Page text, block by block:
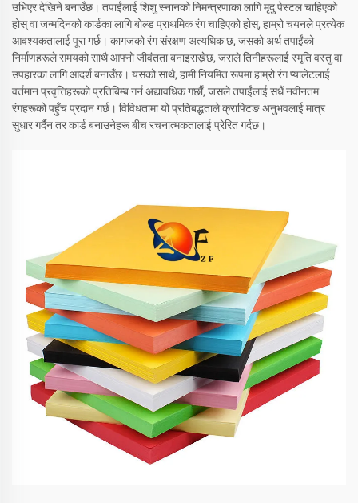
उभिएर देखिने बनाउँछ। तपाईंलाई शिशु स्नानको निमन्त्रणाका लागि मृदु पेस्टल चाहिएको
होस् वा जन्मदिनको कार्डका लागि बोल्ड प्राथमिक रंग चाहिएको होस्, हाम्रो चयनले प्रत्येक
आवश्यकतालाई पूरा गर्छ। कागजको रंग संरक्षण अत्यधिक छ, जसको अर्थ तपाईंको
निर्माणहरूले समयको साथै आफ्नो जीवंतता बनाइराख्नेछ, जसले तिनीहरूलाई स्मृति वस्तु वा
उपहारका लागि आदर्श बनाउँछ। यसको साथै, हामी नियमित रूपमा हाम्रो रंग प्यालेटलाई
वर्तमान प्रवृत्तिहरूको प्रतिबिम्ब गर्न अद्यावधिक गर्छौं, जसले तपाईंलाई सधैं नवीनतम
रंगहरूको पहुँच प्रदान गर्छ। विविधतामा यो प्रतिबद्धताले क्राफ्टिङ अनुभवलाई मात्र
सुधार गर्दैन तर कार्ड बनाउनेहरू बीच रचनात्मकतालाई प्रेरित गर्दछ।